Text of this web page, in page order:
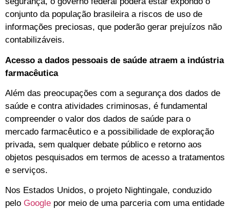
conjunto da população brasileira a riscos de uso de
informações preciosas, que poderão gerar prejuízos não
contabilizáveis.
Acesso a dados pessoais de saúde atraem a indústria
farmacêutica
Além das preocupações com a segurança dos dados de
saúde e contra atividades criminosas, é fundamental
compreender o valor dos dados de saúde para o
mercado farmacêutico e a possibilidade de exploração
privada, sem qualquer debate público e retorno aos
objetos pesquisados em termos de acesso a tratamentos
e serviços.
Nos Estados Unidos, o projeto Nightingale, conduzido
pelo Google por meio de uma parceria com uma entidade